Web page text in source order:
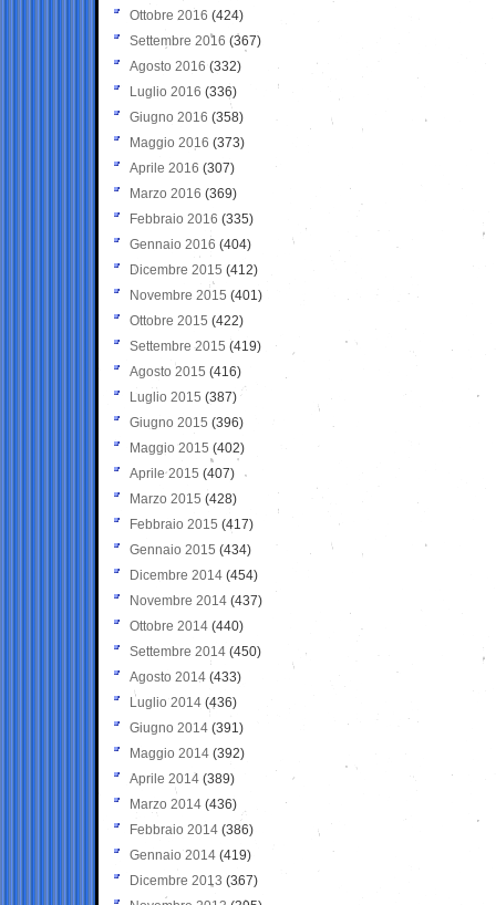
Ottobre 2016 (424)
Settembre 2016 (367)
Agosto 2016 (332)
Luglio 2016 (336)
Giugno 2016 (358)
Maggio 2016 (373)
Aprile 2016 (307)
Marzo 2016 (369)
Febbraio 2016 (335)
Gennaio 2016 (404)
Dicembre 2015 (412)
Novembre 2015 (401)
Ottobre 2015 (422)
Settembre 2015 (419)
Agosto 2015 (416)
Luglio 2015 (387)
Giugno 2015 (396)
Maggio 2015 (402)
Aprile 2015 (407)
Marzo 2015 (428)
Febbraio 2015 (417)
Gennaio 2015 (434)
Dicembre 2014 (454)
Novembre 2014 (437)
Ottobre 2014 (440)
Settembre 2014 (450)
Agosto 2014 (433)
Luglio 2014 (436)
Giugno 2014 (391)
Maggio 2014 (392)
Aprile 2014 (389)
Marzo 2014 (436)
Febbraio 2014 (386)
Gennaio 2014 (419)
Dicembre 2013 (367)